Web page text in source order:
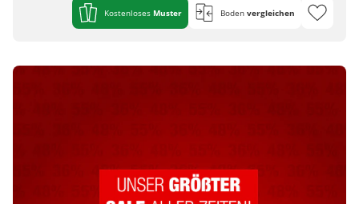
Kostenloses Muster Boden vergleichen